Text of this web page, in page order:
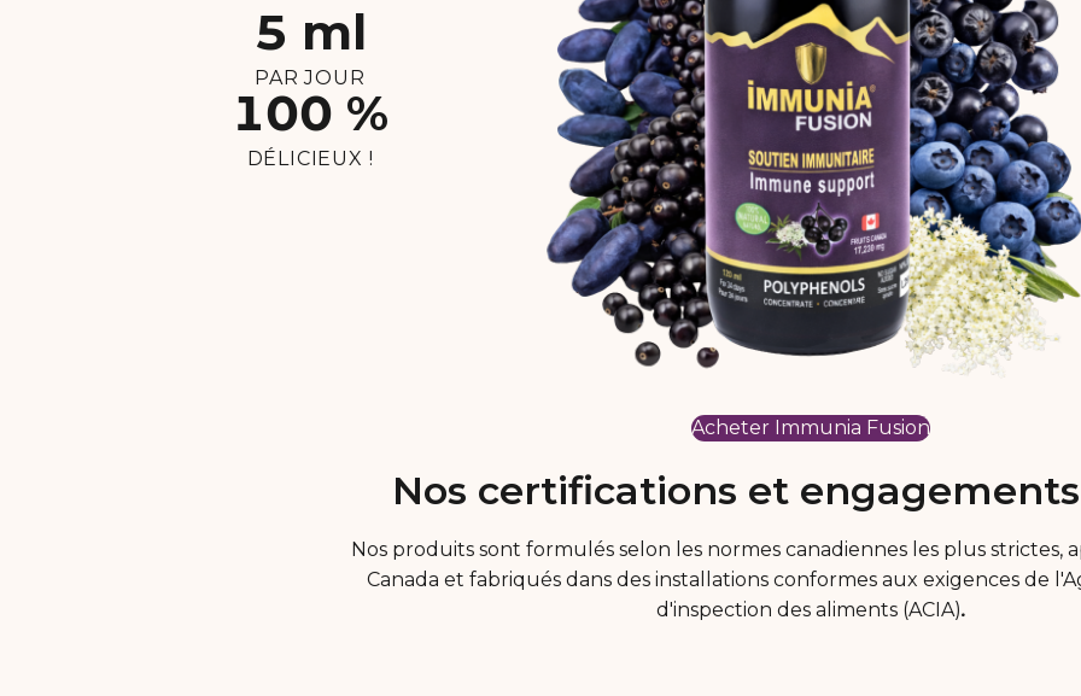
5 ml
PAR JOUR
100 %
DÉLICIEUX !
Acheter Immunia Fusion
Nos certifications et
Nos produits sont formulés selon les normes canadiennes les plus strictes,
Canada et fabriqués dans des installations conformes aux exigences de
d'inspection des aliments (ACIA).